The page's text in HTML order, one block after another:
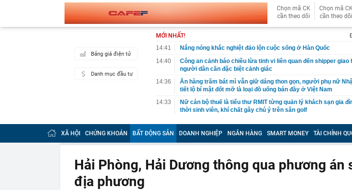
Chọn mã CK
cần theo dõi
Chọn mã
cần theo dõi
Bảng giá điện tử
Danh mục đầu tư
MỚI NHẤT!
14:41
Nắng nóng khắc nghiệt đảo lộn cuộc sống ở Hàn Quốc
14:40
Công an cảnh báo chiêu lừa tinh vi liên quan đến shipper giao
người dân cần đặc biệt cảnh giác
14:36
Ăn hàng trăm bát mì vẫn giữ dáng thon gọn, người phụ nữ
tiết lộ bí mật đốt mỡ là loại đồ uống bán đầy ở Việt Nam
14:33
Nữ cán bộ thuế là tiểu thư RMIT từng quản lý khách sạn gia
thời sinh viên, khí chất gây chú ý trên sân golf
14:23
Phát minh của Mỹ làm rung chuyển ngành vật liệu: Hợp chất
10 lần thép, vẫn đạt độ dẻo 15%, mở ra tương lai cho loạt
khi được truyền thông Đông Nam Á khen hết lời
14:21
Ngày 7/8: Tỷ giá trung tâm tăng 30 đồng
XÃ HỘI CHỨNG KHOÁN BẤT ĐỘNG SẢN DOANH NGHIỆP NGÂN HÀNG SMART MONEY TÀI CHÍNH
Hải Phòng, Hải Dương thông qua phương án
địa phương